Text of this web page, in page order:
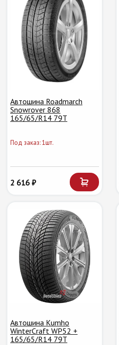
Автошина Roadmarch
Snowrover 868
165/65/R14 79T
Под заказ: 1шт.
2 616 ₽
Автошина Kumho
WinterCraft WP52 +
165/65/R14 79T